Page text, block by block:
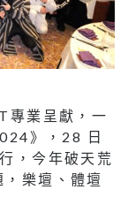
專業呈獻，一
》，28 日
，今年破天荒
樂壇、體壇